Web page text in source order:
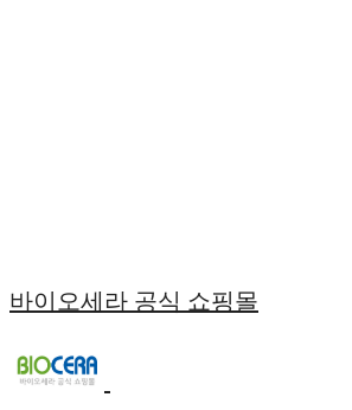
바이오세라 공식 쇼핑몰